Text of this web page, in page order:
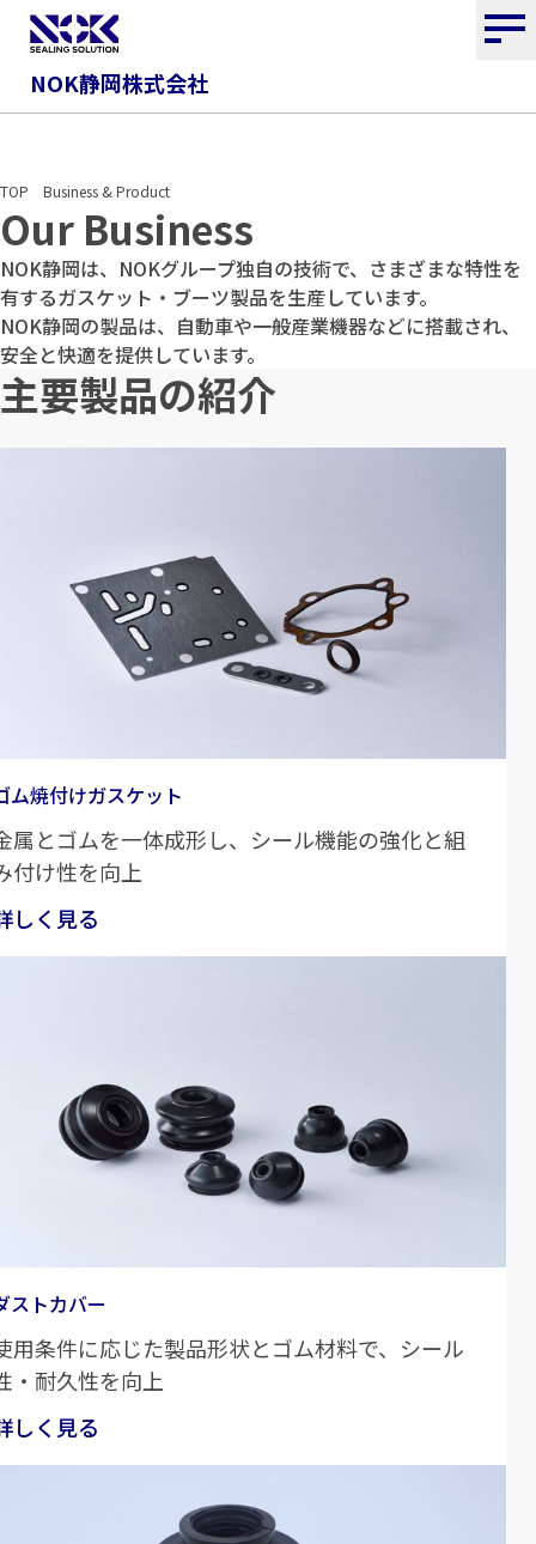
NOK静岡株式会社
TOP Business & Product
Our Business
NOK静岡は、NOKグループ独自の技術で、さまざまな特性を
有するガスケット・ブーツ製品を生産しています。
NOK静岡の製品は、自動車や一般産業機器などに搭載され、
安全と快適を提供しています。
主要製品の紹介
ム焼付けガスケット
属とゴムを一体成形し、シール機能の強化と組
付け性を向上
しく見る
ストカバー
用条件に応じた製品形状とゴム材料で、シール
・耐久性を向上
しく見る